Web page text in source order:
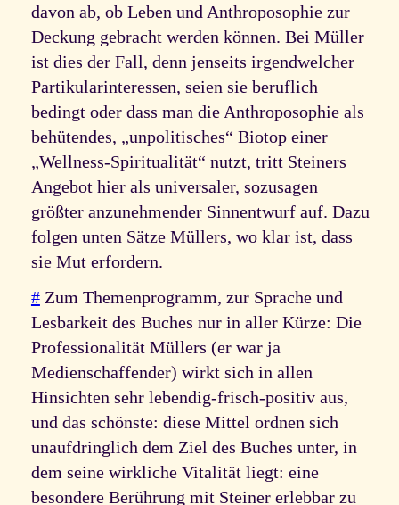
davon ab, ob Leben und Anthroposophie zur
Deckung gebracht werden können. Bei Müller
ist dies der Fall, denn jenseits irgendwelcher
Partikularinteressen, seien sie beruflich
bedingt oder dass man die Anthroposophie als
behütendes, „unpolitisches“ Biotop einer
„Wellness-Spiritualität“ nutzt, tritt Steiners
Angebot hier als universaler, sozusagen
größter anzunehmender Sinnentwurf auf. Dazu
folgen unten Sätze Müllers, wo klar ist, dass
sie Mut erfordern.
#Zum Themenprogramm, zur Sprache und
Lesbarkeit des Buches nur in aller Kürze: Die
Professionalität Müllers (er war ja
Medienschaffender) wirkt sich in allen
Hinsichten sehr lebendig-frisch-positiv aus,
und das schönste: diese Mittel ordnen sich
unaufdringlich dem Ziel des Buches unter, in
dem seine wirkliche Vitalität liegt: eine
besondere Berührung mit Steiner erlebbar zu